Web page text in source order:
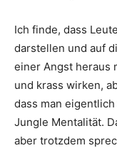
Ich finde, dass
darstellen und auf
einer Angst heraus
und krass wirken,
dass man
Jungle Mentalität.
aber trotzdem